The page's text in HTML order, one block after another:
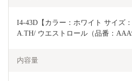
I4-43D【カラー：ホワイト サイズ
A.TH/ ウエストロール（品番：
内容量